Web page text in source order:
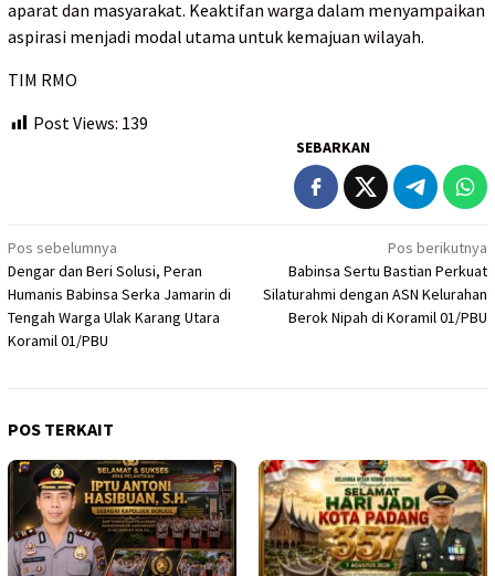
aparat dan masyarakat. Keaktifan warga dalam menyampaikan
aspirasi menjadi modal utama untuk kemajuan wilayah.
TIM RMO
Post Views: 139
SEBARKAN
Navigasi
pos
Pos sebelumnya
Dengar dan Beri Solusi, Peran
Humanis Babinsa Serka Jamarin di
Tengah Warga Ulak Karang Utara
Koramil 01/PBU
Pos berikutnya
Babinsa Sertu Bastian Perkuat
Silaturahmi dengan ASN Kelurahan
Berok Nipah di Koramil 01/PBU
POS TERKAIT